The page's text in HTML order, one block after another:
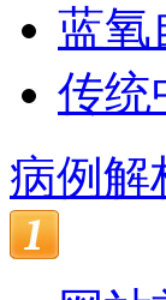
蓝
传统
病例解